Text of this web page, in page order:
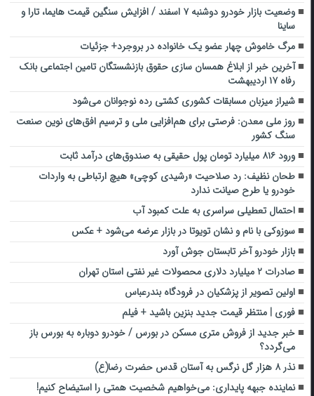
وضعیت بازار خودرو دوشنبه ۷ اسفند / افزایش سنگین قیمت هایما، تارا و
ساینا
مرگ خاموش چهار عضو یک خانواده در بروجرد+ جزئیات
آخرین خبر از ابلاغ همسان سازی حقوق بازنشستگان تامین اجتماعی بانک
رفاه ۱۷ اردیبهشت
شیراز میزبان مسابقات کشوری کشتی رده نوجوانان می‌شود
روز ملی معدن: فرصتی برای هم‌افزایی ملی و ترسیم افق‌های نوین صنعت
سنگ کشور
ورود ۸۱۶ میلیارد تومان پول حقیقی به صندوق‌های درآمد ثابت
طحان نظیف: رد صلاحیت «رشیدی کوچی» هیچ ارتباطی به واردات
خودرو یا طرح صیانت ندارد
احتمال تعطیلی سراسری به علت کمبود آب
سوزوکی با نام و نشان تویوتا در بازار عرضه می‌شود + عکس
بازار خودرو آخر تابستان جوش آورد
صادرات ۲ میلیارد دلاری محصولات غیر نفتی استان تهران
اولین تصویر از پزشکیان در فرودگاه بندرعباس
فوری | منتظر قیمت جدید بنزین باشید + فیلم
خبر جدید از فروش متری مسکن در بورس / خودرو دوباره به بورس باز
می‌گردد؟
نذر ۸ هزار گل نرگس به آستان قدس حضرت رضا(ع)
نماینده جبهه پایداری: می‌خواهیم شخصیت همتی را استیضاح کنیم!